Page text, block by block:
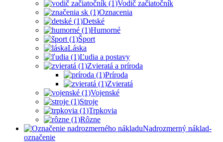
Vodič začiatočník
Oznacenia
Detské
Humorné
Šport
Láska
Ľudia a postavy
Zvieratá a príroda
Príroda
Zvieratá
Vojenské
Stroje
Trpkovia
Rôzne
Nadrozmerný náklad-
označenie